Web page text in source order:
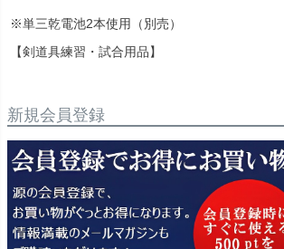
※単三乾電池2本使用（別売）
【剣道具練習・試合用品】
新規会員登録